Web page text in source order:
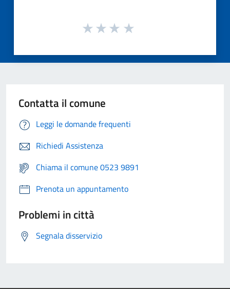
Contatta il comune
Leggi le domande frequenti
Richiedi Assistenza
Chiama il comune 0523 9891
Prenota un appuntamento
Problemi in città
Segnala disservizio